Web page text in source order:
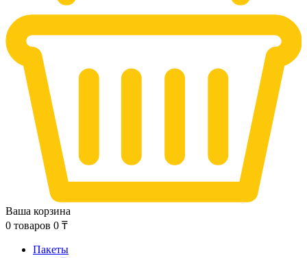
Ваша корзина
0 товаров 0 ₸
Пакеты